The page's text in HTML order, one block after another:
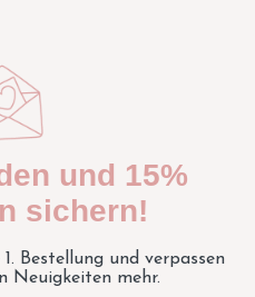
und 15%
sichern!
Bestellung und verpassen
Neuigkeiten mehr.